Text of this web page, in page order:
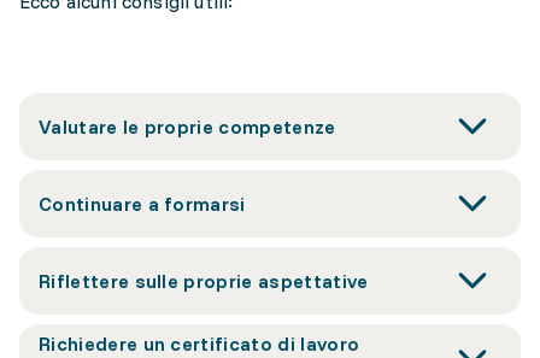
Valutare le proprie competenze
Continuare a formarsi
Riflettere sulle proprie aspettative
Richiedere un certificato di lavoro